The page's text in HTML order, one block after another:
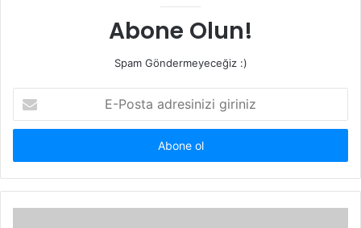
Abone Olun!
Spam Göndermeyeceğiz :)
Posta
adresinizi